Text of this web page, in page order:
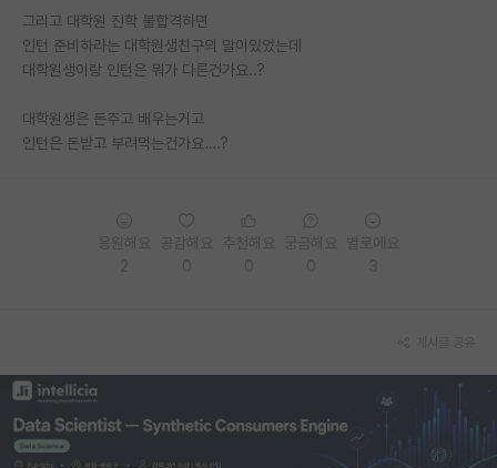
장학금/장학생 게시판
학술 정보 게시판
커리어
그리고 대학원 진학 불합격하면
인턴 준비하라는 대학원생친구의 말이있었는데
대학원생이랑 인턴은 뭐가 다른건가요..?
대학원생은 돈주고 배우는거고
인턴은 돈받고 부려먹는건가요….?